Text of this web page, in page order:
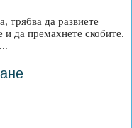
трябва да развиете
и да премахнете скобите.